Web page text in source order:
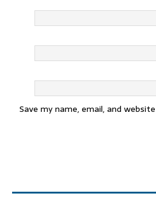
Save my name, email, and